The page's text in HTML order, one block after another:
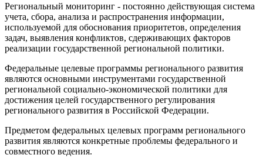
Региональный мониторинг - постоянно действующая система
учета, сбора, анализа и распространения информации,
используемой для обоснования приоритетов, определения
задач, выявления конфликтов, сдерживающих факторов
реализации государственной региональной политики.
Федеральные целевые программы регионального развития
являются основными инструментами государственной
региональной социально-экономической политики для
достижения целей государственного регулирования
регионального развития в Российской Федерации.
Предметом федеральных целевых программ регионального
развития являются конкретные проблемы федерального и
совместного ведения.